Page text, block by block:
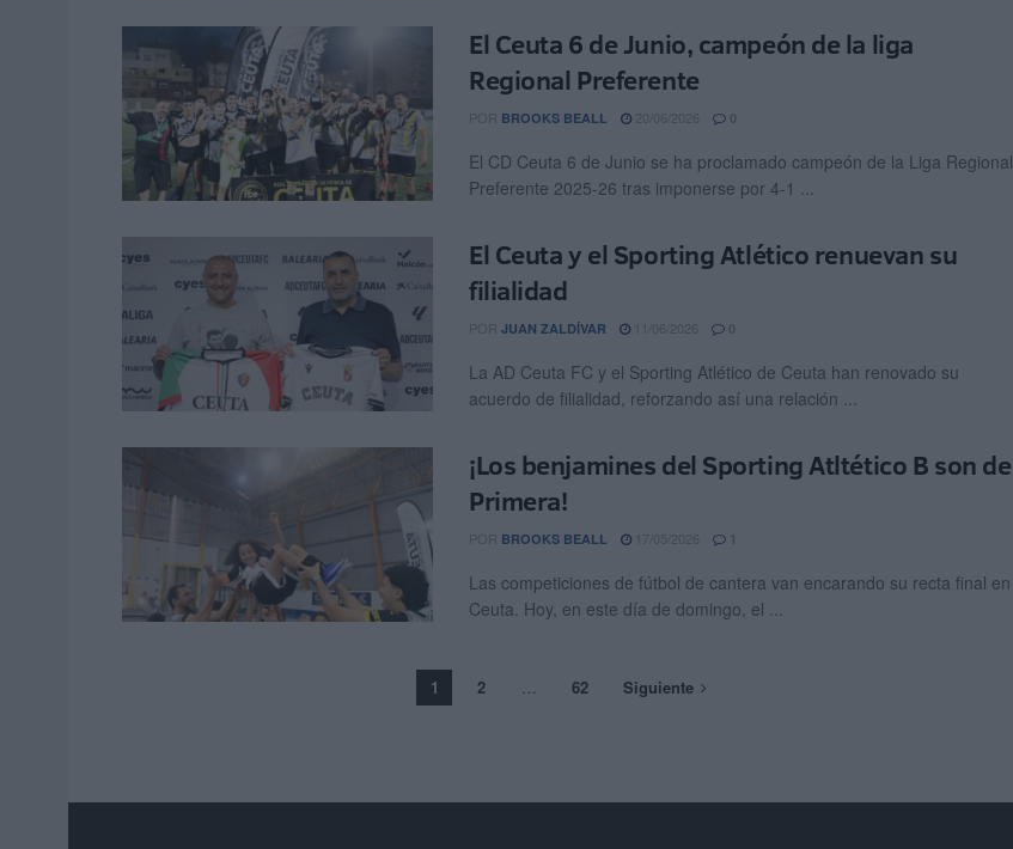
El Ceuta 6 de Junio, campeón de la liga
Regional Preferente
POR BROOKS BEALL 0
El CD Ceuta 6 de Junio se ha proclamado campeón de la Liga Regional
Preferente 2025-26 tras imponerse por 4-1 ...
El Ceuta y el Sporting Atlético renuevan su
filialidad
POR JUAN ZALDÍVAR 0
La AD Ceuta FC y el Sporting Atlético de Ceuta han renovado su
acuerdo de filialidad, reforzando así una relación ...
¡Los benjamines del Sporting Atltético B son de
Primera!
POR BROOKS BEALL 17/05/2026 1
Las competiciones de fútbol de cantera van encarando su recta final en
Ceuta. Hoy, en este día de domingo, el ...
1 2 … 62 Siguiente